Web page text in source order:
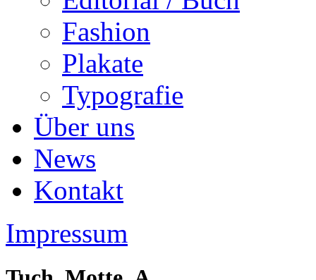
Fashion
Plakate
Typografie
Über uns
News
Kontakt
Impressum